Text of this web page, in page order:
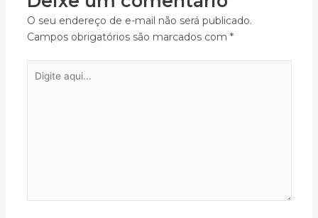
O seu endereço de e-mail não será publicado.
Campos obrigatórios são marcados com *
aqui...